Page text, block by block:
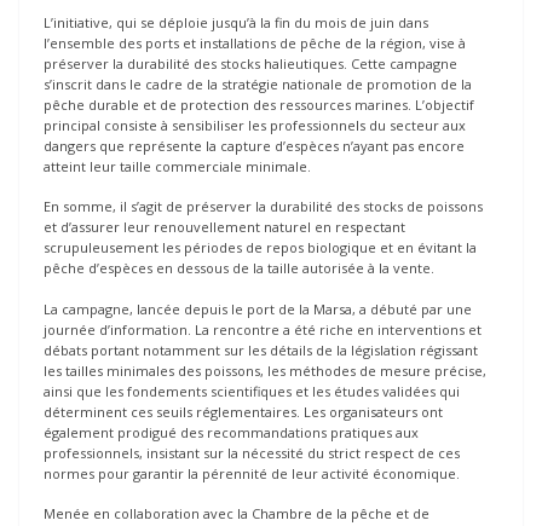
L’initiative, qui se déploie jusqu’à la fin du mois de juin dans
l’ensemble des ports et installations de pêche de la région, vise à
préserver la durabilité des stocks halieutiques. Cette campagne
s’inscrit dans le cadre de la stratégie nationale de promotion de la
pêche durable et de protection des ressources marines. L’objectif
principal consiste à sensibiliser les professionnels du secteur aux
dangers que représente la capture d’espèces n’ayant pas encore
atteint leur taille commerciale minimale.
En somme, il s’agit de préserver la durabilité des stocks de poissons
et d’assurer leur renouvellement naturel en respectant
scrupuleusement les périodes de repos biologique et en évitant la
pêche d’espèces en dessous de la taille autorisée à la vente.
La campagne, lancée depuis le port de la Marsa, a débuté par une
journée d’information. La rencontre a été riche en interventions et
débats portant notamment sur les détails de la législation régissant
les tailles minimales des poissons, les méthodes de mesure précise,
ainsi que les fondements scientifiques et les études validées qui
déterminent ces seuils réglementaires. Les organisateurs ont
également prodigué des recommandations pratiques aux
professionnels, insistant sur la nécessité du strict respect de ces
normes pour garantir la pérennité de leur activité économique.
Menée en collaboration avec la Chambre de la pêche et de